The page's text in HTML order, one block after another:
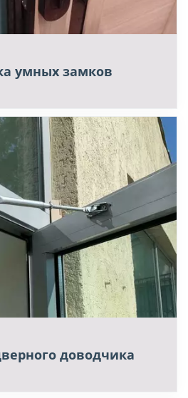
умных замков
доводчика